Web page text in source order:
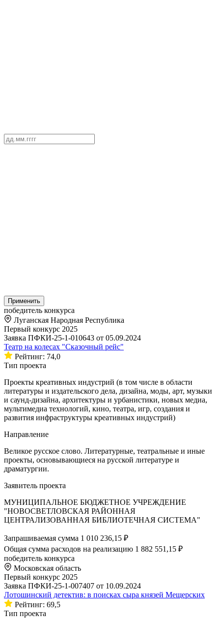
Применить
победитель конкурса
Луганская Народная Республика
Первый конкурс 2025
Заявка ПФКИ-25-1-010643 от 05.09.2024
Театр на колесах "Сказочный рейс"
Рейтинг: 74,0
Тип проекта
Проекты креативных индустрий (в том числе в области
литературы и издательского дела, дизайна, моды, арт, музыки
и саунд-дизайна, архитектуры и урбанистики, новых медиа,
мультимедиа технологий, кино, театра, игр, создания и
развития инфраструктуры креативных индустрий)
Направление
Великое русское слово. Литературные, театральные и иные
проекты, основывающиеся на русской литературе и
драматургии.
Заявитель проекта
МУНИЦИПАЛЬНОЕ БЮДЖЕТНОЕ УЧРЕЖДЕНИЕ
"НОВОСВЕТЛОВСКАЯ РАЙОННАЯ
ЦЕНТРАЛИЗОВАННАЯ БИБЛИОТЕЧНАЯ СИСТЕМА"
Запрашиваемая сумма 1 010 236,15 ₽
Общая сумма расходов на реализацию 1 882 551,15 ₽
победитель конкурса
Московская область
Первый конкурс 2025
Заявка ПФКИ-25-1-007407 от 10.09.2024
Лотошинский детектив: в поисках сыра князей Мещерских
Рейтинг: 69,5
Тип проекта